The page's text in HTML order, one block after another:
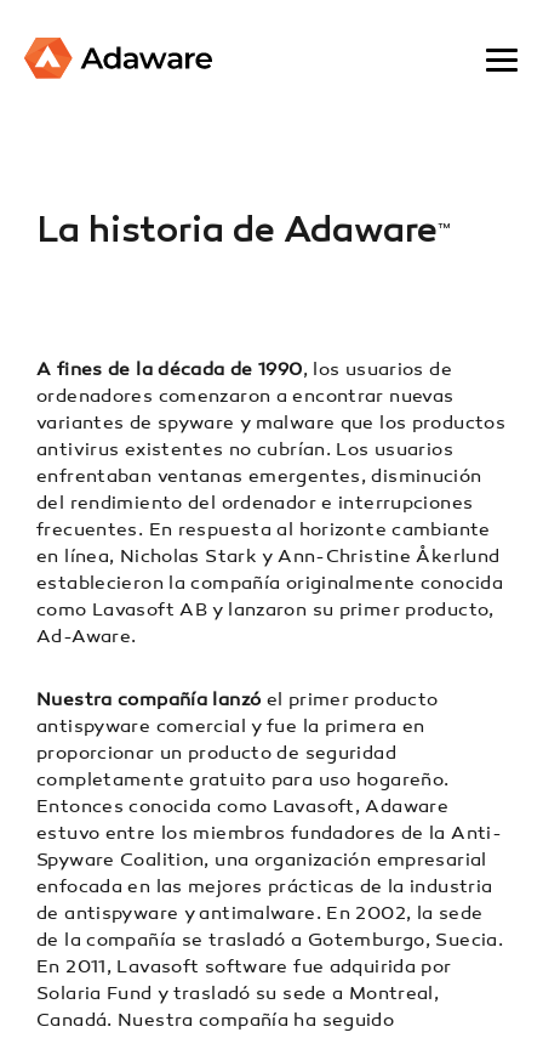
La historia de AdawareTM
A fines de la década de 1990, los usuarios de
ordenadores comenzaron a encontrar nuevas
variantes de spyware y malware que los productos
antivirus existentes no cubrían. Los usuarios
enfrentaban ventanas emergentes, disminución
del rendimiento del ordenador e interrupciones
frecuentes. En respuesta al horizonte cambiante
en línea, Nicholas Stark y Ann-Christine Åkerlund
establecieron la compañía originalmente conocida
como Lavasoft AB y lanzaron su primer producto,
Ad-Aware.
Nuestra compañía lanzó el primer producto
antispyware comercial y fue la primera en
proporcionar un producto de seguridad
completamente gratuito para uso hogareño.
Entonces conocida como Lavasoft, Adaware
estuvo entre los miembros fundadores de la Anti-
Spyware Coalition, una organización empresarial
enfocada en las mejores prácticas de la industria
de antispyware y antimalware. En 2002, la sede
de la compañía se trasladó a Gotemburgo, Suecia.
En 2011, Lavasoft software fue adquirida por
Solaria Fund y trasladó su sede a Montreal,
Canadá. Nuestra compañía ha seguido